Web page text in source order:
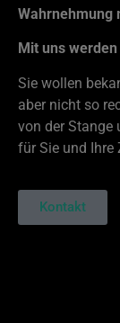
Wahrnehmung
Mit uns
Sie wollen
aber nicht so
von der Stange
für Sie und Ihre
Kontakt